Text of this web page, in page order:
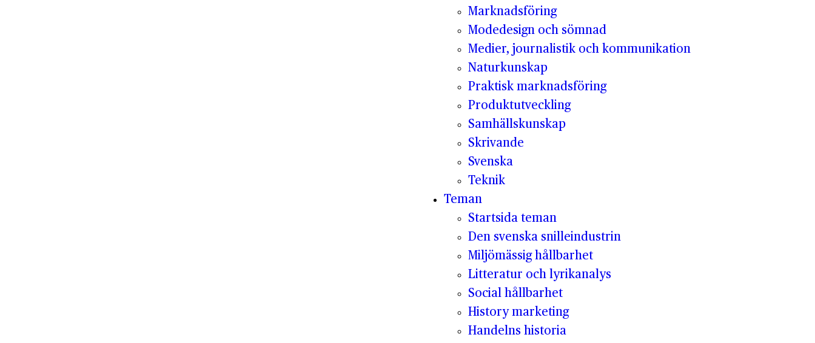
Marknadsföring
Modedesign och sömnad
Medier, journalistik och kommunikation
Naturkunskap
Praktisk marknadsföring
Produktutveckling
Samhällskunskap
Skrivande
Svenska
Teknik
Teman
Startsida teman
Den svenska snilleindustrin
Miljömässig hållbarhet
Litteratur och lyrikanalys
Social hållbarhet
History marketing
Handelns historia